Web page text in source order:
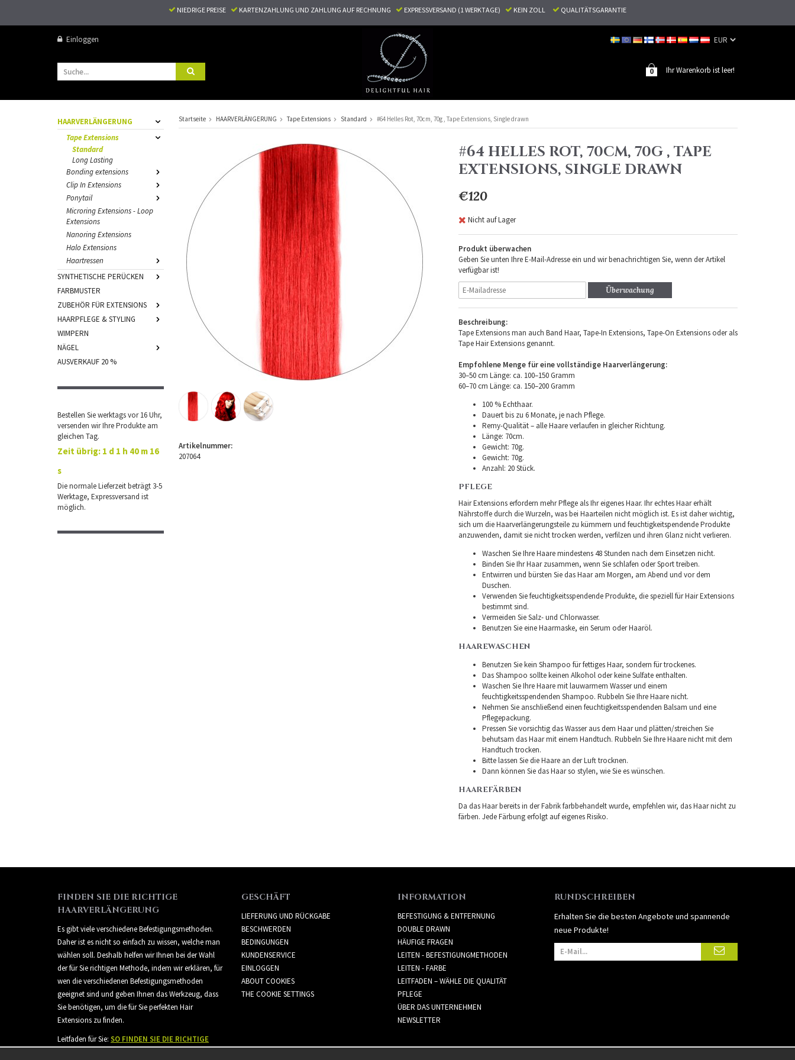
NIEDRIGE PREISE KARTENZAHLUNG UND ZAHLUNG AUF RECHNUNG EXPRESSVERSAND (1 WERKTAGE) KEIN ZOLL QUALITÄTSGARANTIE
Einloggen
Ihr Warenkorb ist leer!
0
HAARVERLÄNGERUNG
Tape Extensions
Standard
Long Lasting
Bonding extensions
Clip In Extensions
Ponytail
Microring Extensions - Loop
Extensions
Nanoring Extensions
Halo Extensions
Haartressen
SYNTHETISCHE PERÜCKEN
FARBMUSTER
ZUBEHÖR FÜR EXTENSIONS
HAARPFLEGE & STYLING
WIMPERN
NÄGEL
AUSVERKAUF 20 %
Bestellen Sie werktags vor 16 Uhr,
versenden wir Ihre Produkte am
gleichen Tag.
Zeit übrig: 1 d 1 h 40 m 15
s
Die normale Lieferzeit beträgt 3-5
Werktage, Expressversand ist
möglich.
Startseite HAARVERLÄNGERUNG Tape Extensions Standard #64 Helles Rot, 70cm, 70g , Tape Extensions, Single drawn
#64 HELLES ROT, 70CM, 70G , TAPE
EXTENSIONS, SINGLE DRAWN
€120
Nicht auf Lager
Produkt überwachen
Geben Sie unten Ihre E-Mail-Adresse ein und wir benachrichtigen Sie, wenn der Artikel
verfügbar ist!
Überwachung
Beschreibung:
Tape Extensions man auch Band Haar, Tape-In Extensions, Tape-On Extensions oder als
Tape Hair Extensions genannt.
Empfohlene Menge für eine vollständige Haarverlängerung:
30–50 cm Länge: ca. 100–150 Gramm
60–70 cm Länge: ca. 150–200 Gramm
100 % Echthaar.
Dauert bis zu 6 Monate, je nach Pflege.
Remy-Qualität – alle Haare verlaufen in gleicher Richtung.
Länge: 70cm.
Gewicht: 70g.
Gewicht: 70g.
Anzahl: 20 Stück.
PFLEGE
Hair Extensions erfordern mehr Pflege als Ihr eigenes Haar. Ihr echtes Haar erhält
Nährstoffe durch die Wurzeln, was bei Haarteilen nicht möglich ist. Es ist daher wichtig,
sich um die Haarverlängerungsteile zu kümmern und feuchtigkeitspendende Produkte
anzuwenden, damit sie nicht trocken werden, verfilzen und ihren Glanz nicht verlieren.
Waschen Sie Ihre Haare mindestens 48 Stunden nach dem Einsetzen nicht.
Binden Sie Ihr Haar zusammen, wenn Sie schlafen oder Sport treiben.
Entwirren und bürsten Sie das Haar am Morgen, am Abend und vor dem
Duschen.
Verwenden Sie feuchtigkeitsspendende Produkte, die speziell für Hair Extensions
bestimmt sind.
Vermeiden Sie Salz- und Chlorwasser.
Benutzen Sie eine Haarmaske, ein Serum oder Haaröl.
HAAREWASCHEN
Benutzen Sie kein Shampoo für fettiges Haar, sondern für trockenes.
Das Shampoo sollte keinen Alkohol oder keine Sulfate enthalten.
Waschen Sie Ihre Haare mit lauwarmem Wasser und einem
feuchtigkeitsspendenden Shampoo. Rubbeln Sie Ihre Haare nicht.
Nehmen Sie anschließend einen feuchtigkeitsspendenden Balsam und eine
Pflegepackung.
Pressen Sie vorsichtig das Wasser aus dem Haar und plätten/streichen Sie
behutsam das Haar mit einem Handtuch. Rubbeln Sie Ihre Haare nicht mit dem
Handtuch trocken.
Bitte lassen Sie die Haare an der Luft trocknen.
Dann können Sie das Haar so stylen, wie Sie es wünschen.
HAAREFÄRBEN
Da das Haar bereits in der Fabrik farbbehandelt wurde, empfehlen wir, das Haar nicht zu
färben. Jede Färbung erfolgt auf eigenes Risiko.
Artikelnummer:
207064
FINDEN SIE DIE RICHTIGE
HAARVERLÄNGERUNG
Es gibt viele verschiedene Befestigungsmethoden.
Daher ist es nicht so einfach zu wissen, welche man
wählen soll. Deshalb helfen wir Ihnen bei der Wahl
der für Sie richtigen Methode, indem wir erklären, für
wen die verschiedenen Befestigungsmethoden
geeignet sind und geben Ihnen das Werkzeug, dass
Sie benötigen, um die für Sie perfekten Hair
Extensions zu finden.
Leitfaden für Sie: SO FINDEN SIE DIE RICHTIGE
GESCHÄFT
LIEFERUNG UND RÜCKGABE
BESCHWERDEN
BEDINGUNGEN
KUNDENSERVICE
EINLOGGEN
ABOUT COOKIES
THE COOKIE SETTINGS
INFORMATION
BEFESTIGUNG & ENTFERNUNG
DOUBLE DRAWN
HÄUFIGE FRAGEN
LEITEN - BEFESTIGUNGMETHODEN
LEITEN - FARBE
LEITFADEN – WÄHLE DIE QUALITÄT
PFLEGE
ÜBER DAS UNTERNEHMEN
NEWSLETTER
RUNDSCHREIBEN
Erhalten Sie die besten Angebote und spannende
neue Produkte!